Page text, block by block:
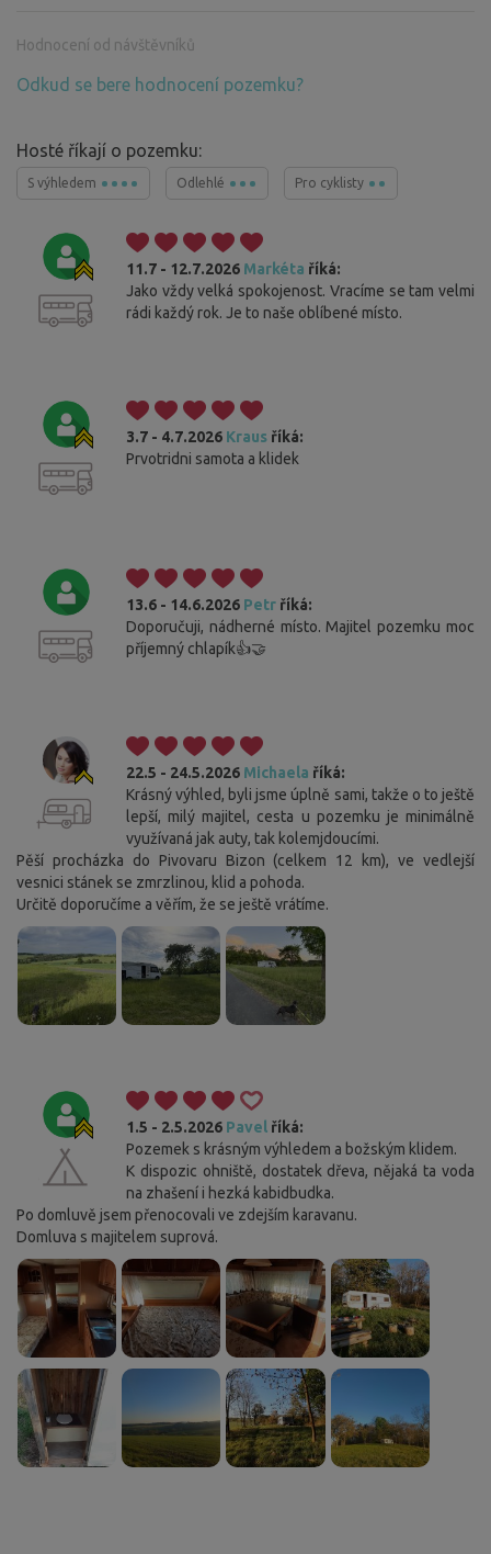
Hodnocení od návštěvníků
Odkud se bere hodnocení pozemku?
Hosté říkají o pozemku:
S výhledem Odlehlé Pro cyklisty
11.7 - 12.7.2026 Markéta říká:
Jako vždy velká spokojenost. Vracíme se tam velmi
rádi každý rok. Je to naše oblíbené místo.
3.7 - 4.7.2026 Kraus říká:
Prvotridni samota a klidek
13.6 - 14.6.2026 Petr říká:
Doporučuji, nádherné místo. Majitel pozemku moc
příjemný chlapík👍🤝
22.5 - 24.5.2026 Michaela říká:
Krásný výhled, byli jsme úplně sami, takže o to ještě
lepší, milý majitel, cesta u pozemku je minimálně
využívaná jak auty, tak kolemjdoucími.
Pěší procházka do Pivovaru Bizon (celkem 12 km), ve vedlejší
vesnici stánek se zmrzlinou, klid a pohoda.
Určitě doporučíme a věřím, že se ještě vrátíme.
1.5 - 2.5.2026 Pavel říká:
Pozemek s krásným výhledem a božským klidem.
K dispozic ohniště, dostatek dřeva, nějaká ta voda
na zhašení i hezká kabidbudka.
Po domluvě jsem přenocovali ve zdejším karavanu.
Domluva s majitelem suprová.